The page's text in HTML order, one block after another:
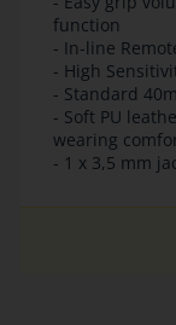
function
- In-line
- High
- Standard
- Soft PU
wearing
- 1 x 3,5 mm